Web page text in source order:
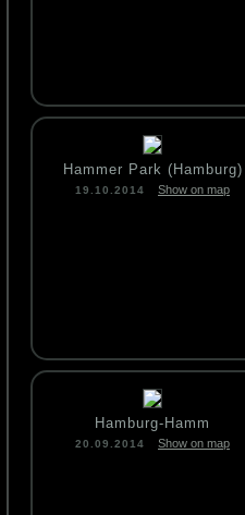
Hammer Park (Hamburg)
19.10.2014 Show on map
Hamburg-Hamm
20.09.2014 Show on map